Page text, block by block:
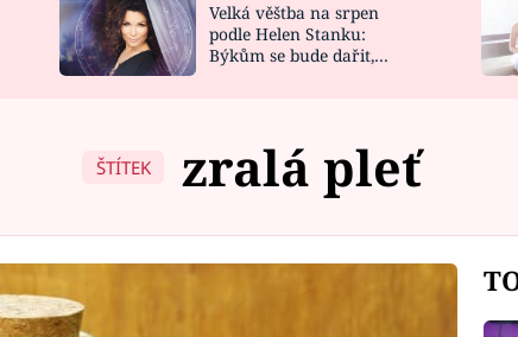
NOVINKY
VIDEORECEPTY
DESIGN
Velká věštba na srpen
podle Helen Stanku:
Býkům se bude dařit,
ŠTÍTEK zralá pleť